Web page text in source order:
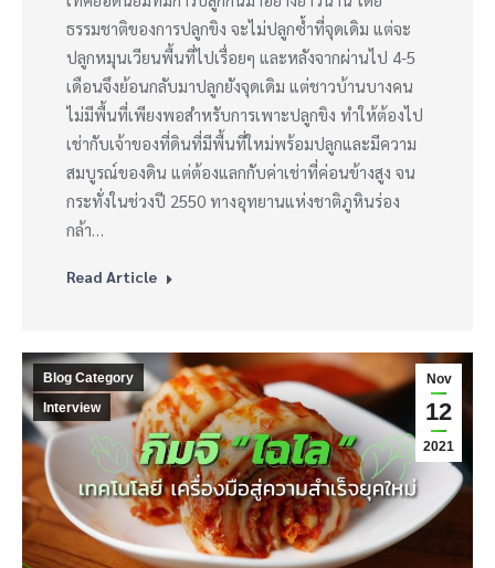
ธรรมชาติของการปลูกขิง จะไม่ปลูกซ้ำที่จุดเดิม แต่จะ
ปลูกหมุนเวียนพื้นที่ไปเรื่อยๆ และหลังจากผ่านไป 4-5
เดือนจึงย้อนกลับมาปลูกยังจุดเดิม แต่ชาวบ้านบางคน
ไม่มีพื้นที่เพียงพอสำหรับการเพาะปลูกขิง ทำให้ต้องไป
เช่ากับเจ้าของที่ดินที่มีพื้นที่ใหม่พร้อมปลูกและมีความ
สมบูรณ์ของดิน แต่ต้องแลกกับค่าเช่าที่ค่อนข้างสูง จน
กระทั่งในช่วงปี 2550 ทางอุทยานแห่งชาติภูหินร่อง
กล้า…
Read Article
Nov
12
2021
Blog Category
Interview